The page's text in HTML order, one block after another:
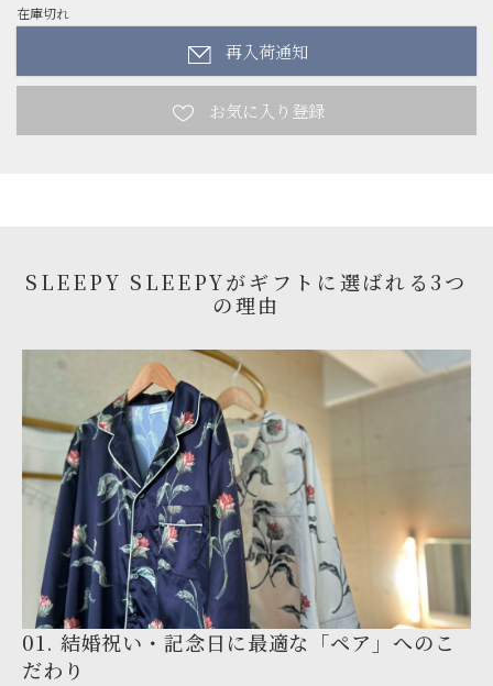
在庫切れ
再入荷通知
SLEEPY SLEEPYがギフトに選ばれる3つ
の理由
01. 結婚祝い・記念日に最適な「ペア」へのこ
だわり